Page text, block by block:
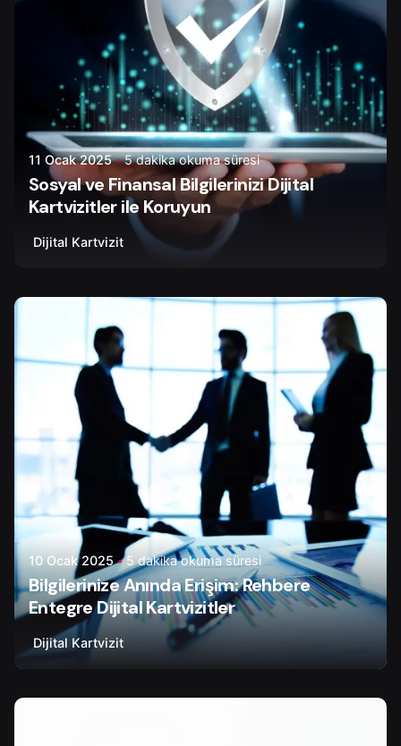
11 Ocak 2025 5 dakika okuma süresi
Sosyal ve Finansal Bilgilerinizi Dijital
Kartvizitler ile Koruyun
Dijital Kartvizit
Tapir Digital
10 Ocak 2025 5 dakika okuma süresi
Bilgilerinize Anında Erişim: Rehbere
Entegre Dijital Kartvizitler
Dijital Kartvizit